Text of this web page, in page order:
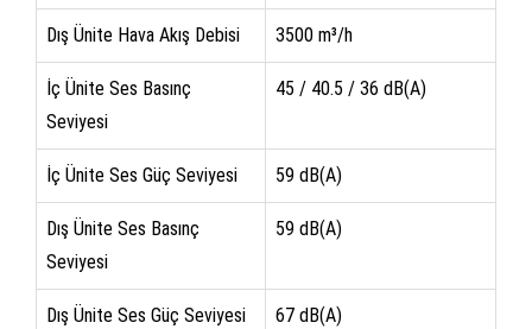
Dış Ünite Hava Akış Debisi 3500 m³/h
İç Ünite Ses Basınç
Seviyesi
45 / 40.5 / 36 dB(A)
İç Ünite Ses Güç Seviyesi 59 dB(A)
Dış Ünite Ses Basınç
Seviyesi
59 dB(A)
Dış Ünite Ses Güç Seviyesi 67 dB(A)